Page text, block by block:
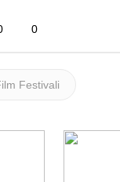
0
Festivali